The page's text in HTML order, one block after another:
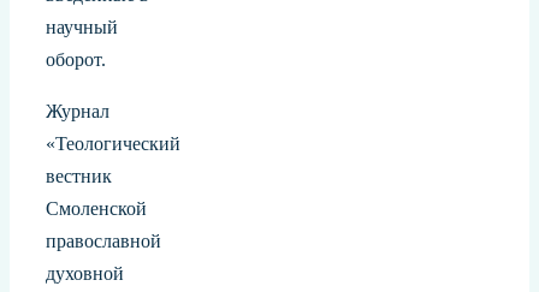
научный
оборот.
Журнал
«Теологический
вестник
Смоленской
православной
духовной